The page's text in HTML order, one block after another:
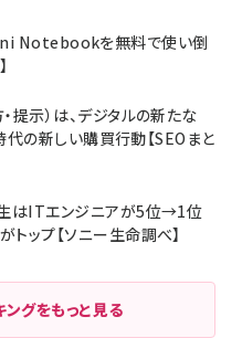
Notebookを無料で使い倒
提示）は、デジタルの新たな
代の新しい購買行動【SEOまと
はITエンジニアが5位→1位
ップ【ソニー生命調べ】
グをもっと見る